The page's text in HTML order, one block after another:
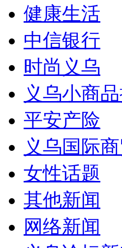
健康生活
中信银行
时尚义乌
义乌小商
平安产险
义乌国际
女性话题
其他新闻
网络新闻